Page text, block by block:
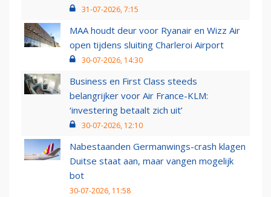
31-07-2026, 7:15
MAA houdt deur voor Ryanair en Wizz Air
open tijdens sluiting Charleroi Airport
30-07-2026, 14:30
Business en First Class steeds
belangrijker voor Air France-KLM:
‘investering betaalt zich uit’
30-07-2026, 12:10
Nabestaanden Germanwings-crash klagen
Duitse staat aan, maar vangen mogelijk
bot
30-07-2026, 11:58